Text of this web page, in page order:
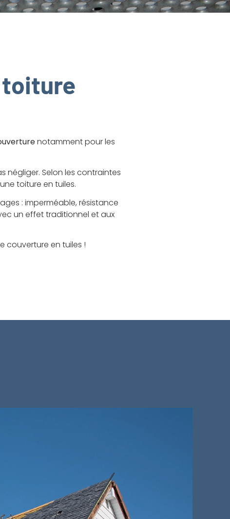
toiture
notamment pour les
Selon les contraintes
toiture en tuiles.
: imperméable, résistance
un effet traditionnel et aux
couverture en tuiles !